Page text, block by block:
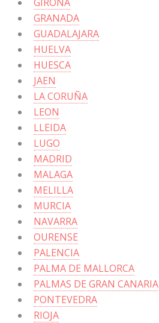
GRANADA
GUADALAJARA
HUELVA
HUESCA
JAEN
LA CORUÑA
LEON
LLEIDA
LUGO
MADRID
MALAGA
MELILLA
MURCIA
NAVARRA
OURENSE
PALENCIA
PALMA DE MALLORCA
PALMAS DE GRAN CANARIA
PONTEVEDRA
RIOJA